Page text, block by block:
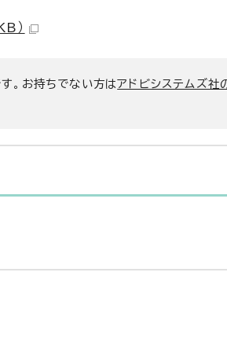
）
。お持ちでない方はアドビシステムズ社